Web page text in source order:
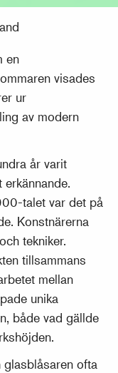
en
visades
ur
av modern
år varit
talet var det på
Konstnärerna
tekniker.
tillsammans
mellan
unika
både vad gällde
ofta